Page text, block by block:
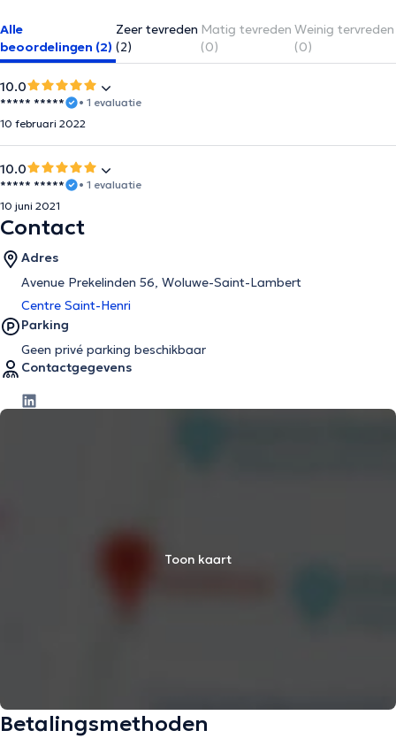
Alle
beoordelingen (2)
Zeer tevreden
(2)
Matig tevreden
(0)
Weinig tervreden
(0)
10.0
***** *****
• 1 evaluatie
10 februari 2022
10.0
***** *****
• 1 evaluatie
10 juni 2021
Contact
Adres
Avenue Prekelinden 56, Woluwe-Saint-Lambert
Centre Saint-Henri
Parking
Geen privé parking beschikbaar
Contactgegevens
Toon kaart
Betalingsmethoden